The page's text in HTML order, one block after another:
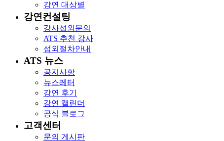
강연 대상별
강연컨설팅
강사섭외문의
ATS 추천 강사
섭외절차안내
ATS 뉴스
공지사항
뉴스레터
강연 후기
강연 캘린더
공식 블로그
고객센터
문의 게시판